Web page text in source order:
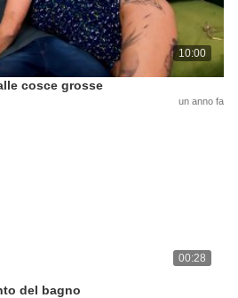
10:00
cosce grosse
un anno fa
00:28
del bagno